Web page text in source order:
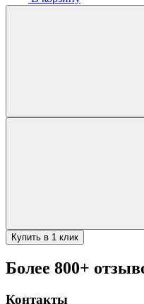
Купить в 1 клик
Более 800+
Контакты